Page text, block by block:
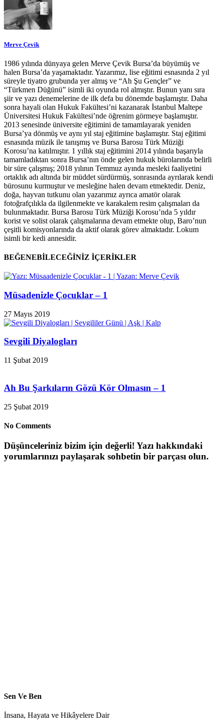
Merve Çevik
1986 yılında dünyaya gelen Merve Çevik Bursa’da büyümüş ve
halen Bursa’da yaşamaktadır. Yazarımız, lise eğitimi esnasında 2 yıl
süreyle tiyatro grubunda yer almış ve “Ah Şu Gençler” ve
“Türkmen Düğünü” isimli iki oyunda rol almıştır. Bunun yanı sıra
şiir ve yazı denemelerine de ilk defa bu dönemde başlamıştır. Daha
sonra hayali olan Hukuk Fakültesi’ni kazanarak İstanbul Maltepe
Üniversitesi Hukuk Fakültesi’nde öğrenim görmeye başlamıştır.
2013 senesinde üniversite eğitimini de tamamlayarak yeniden
Bursa’ya dönmüş ve aynı yıl staj eğitimine başlamıştır. Staj eğitimi
esnasında müzik ile tanışmış ve Bursa Barosu Türk Müziği
Korosu’na katılmıştır. 1 yıllık staj eğitimini 2014 yılında başarıyla
tamamladıktan sonra Bursa’nın önde gelen hukuk bürolarında belirli
bir süre çalışmış; 2018 yılının Temmuz ayında mesleki faaliyetini
ortaklık adı altında bir müddet sürdürmüş, sonrasında ayrılarak kendi
bürosunu kurmuştur ve mesleğine halen devam etmektedir. Deniz,
doğa, hayvan tutkunu olan yazarımız ayrıca amatör olarak
fotoğrafçılıkla da ilgilenmekte ve karakalem resim çalışmaları da
bulunmaktadır. Bursa Barosu Türk Müziği Korosu’nda 5 yıldır
korist ve solist olarak çalışmalarına devam etmekte olup, Baro’nun
çeşitli komisyonlarında da aktif olarak görev almaktadır. Lokum
isimli bir kedi annesidir.
BEĞENEBİLECEĞİNİZ İÇERİKLER
Müsadenizle Çocuklar – 1
27 Mayıs 2019
Sevgili Diyalogları
11 Şubat 2019
Ah Bu Şarkıların Gözü Kör Olmasın – 1
25 Şubat 2019
No Comments
Düşünceleriniz bizim için değerli! Yazı hakkındaki
yorumlarınızı paylaşarak sohbetin bir parçası olun.
Sen Ve Ben
İnsana, Hayata ve Hikâyelere Dair